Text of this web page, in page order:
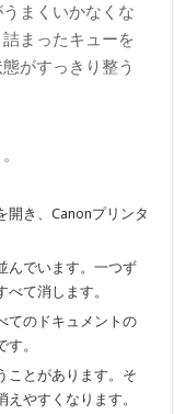
まくいかなくな
まったキューを
がすっきり整う
開き、Canonプリンタ
んでいます。一つず
て消します。
てのドキュメントの
。
ことがあります。そ
やすくなります。